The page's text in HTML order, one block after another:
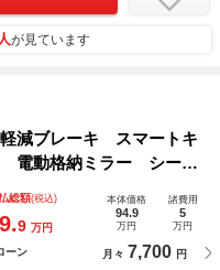
が見ています
減ブレーキ スマートキ
電動格納ミラー シート
自動車
総額(税込)
9 万円
本体価格
94.9
万円
諸費用
5
万円
ーン 月々 7,700 円